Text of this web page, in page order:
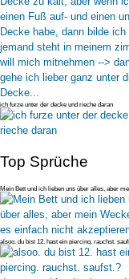
ich furze unter der decke und rieche daran
Top Sprüche
Mein Bett und ich lieben uns über alles, aber
will es einfac
alsoo. du bist 12. hast ein piercing. rauchst.
deswegen bist du